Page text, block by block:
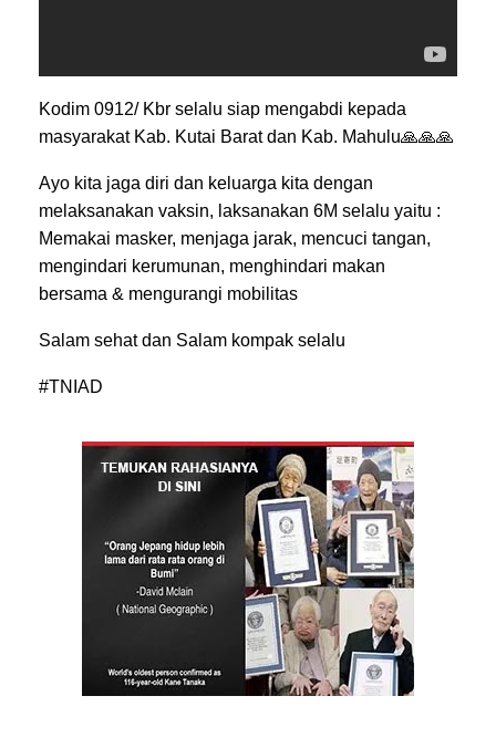
Kodim 0912/ Kbr selalu siap mengabdi kepada
masyarakat Kab. Kutai Barat dan Kab. Mahulu🙏🙏🙏
Ayo kita jaga diri dan keluarga kita dengan
melaksanakan vaksin, laksanakan 6M selalu yaitu :
Memakai masker, menjaga jarak, mencuci tangan,
mengindari kerumunan, menghindari makan
bersama & mengurangi mobilitas
Salam sehat dan Salam kompak selalu
#TNIAD